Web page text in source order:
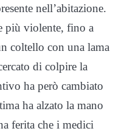
nell’abitazione.
più violente, fino a
coltello con una lama
di colpire la
ha però cambiato
ha alzato la mano
ferita che i medici